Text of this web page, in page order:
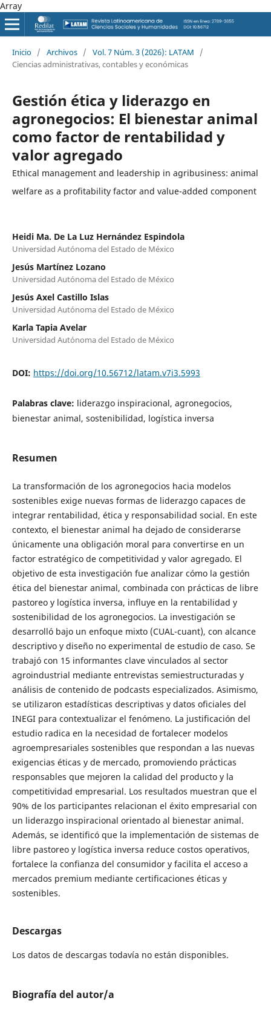
Array
Inicio / Archivos / Vol. 7 Núm. 3 (2026): LATAM
/
Ciencias administrativas, contables y económicas
Gestión ética y liderazgo en
agronegocios: El bienestar animal
como factor de rentabilidad y
valor agregado
Ethical management and leadership in agribusiness: animal
welfare as a profitability factor and value-added component
Heidi Ma. De La Luz Hernández Espindola
Universidad Autónoma del Estado de México
Jesús Martínez Lozano
Universidad Autónoma del Estado de México
Jesús Axel Castillo Islas
Universidad Autónoma del Estado de México
Karla Tapia Avelar
Universidad Autónoma del Estado de México
DOI: https://doi.org/10.56712/latam.v7i3.5993
Palabras clave: liderazgo inspiracional, agronegocios,
bienestar animal, sostenibilidad, logística inversa
Resumen
La transformación de los agronegocios hacia modelos
sostenibles exige nuevas formas de liderazgo capaces de
integrar rentabilidad, ética y responsabilidad social. En este
contexto, el bienestar animal ha dejado de considerarse
únicamente una obligación moral para convertirse en un
factor estratégico de competitividad y valor agregado. El
objetivo de esta investigación fue analizar cómo la gestión
ética del bienestar animal, combinada con prácticas de libre
pastoreo y logística inversa, influye en la rentabilidad y
sostenibilidad de los agronegocios. La investigación se
desarrolló bajo un enfoque mixto (CUAL-cuant), con alcance
descriptivo y diseño no experimental de estudio de caso. Se
trabajó con 15 informantes clave vinculados al sector
agroindustrial mediante entrevistas semiestructuradas y
análisis de contenido de podcasts especializados. Asimismo,
se utilizaron estadísticas descriptivas y datos oficiales del
INEGI para contextualizar el fenómeno. La justificación del
estudio radica en la necesidad de fortalecer modelos
agroempresariales sostenibles que respondan a las nuevas
exigencias éticas y de mercado, promoviendo prácticas
responsables que mejoren la calidad del producto y la
competitividad empresarial. Los resultados muestran que el
90% de los participantes relacionan el éxito empresarial con
un liderazgo inspiracional orientado al bienestar animal.
Además, se identificó que la implementación de sistemas de
libre pastoreo y logística inversa reduce costos operativos,
fortalece la confianza del consumidor y facilita el acceso a
mercados premium mediante certificaciones éticas y
sostenibles.
Descargas
Los datos de descargas todavía no están disponibles.
Biografía del autor/a